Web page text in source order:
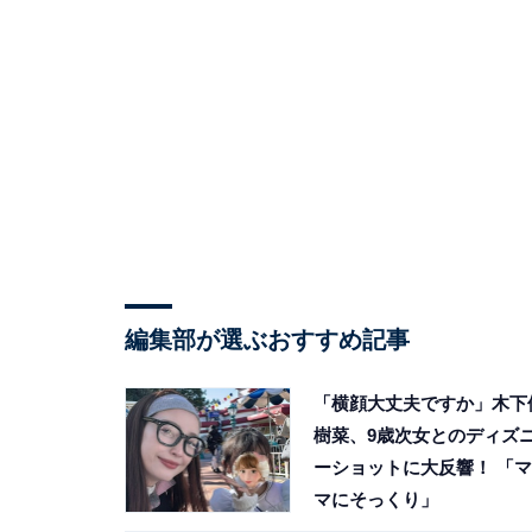
編集部が選ぶおすすめ記事
「横顔大丈夫ですか」木下
樹菜、9歳次女とのディズ
ーショットに大反響！ 「マ
マにそっくり」